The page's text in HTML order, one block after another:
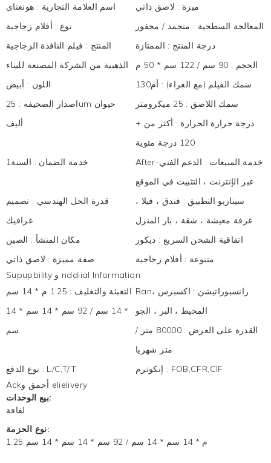
اسم العلامة التجارية : هونغتاى ميزة : لاصق ذاتي
نوع : أفلام زجاجية المعالجة السطحية : متجمد / محفور
المنتج : فيلم النافذة الزجاجية
الذهبية من الشركة المصنعة للبناء
درجة المنتج : الممتازة
الحجم : 90 سم / 122 سم * 50 م
اللون : أبيض سمك الفيلم (مع الغراء) : أم130
اصدار الصحيفه : 25um حيوان
أليف
سمك اللاصق : 25 ميكرومتر
درجة حرارة الحرارة : أكثر من +
120 درجة مئوية
خدمة الضمان : السنة1 After-خدمة المبيعات : الدعم الفني
عبر الإنترنت ، التثبيت في الموقع
قدرة الحل الهندسي : تصميم
غرافيك
سيناريو التطبيق : فندق ، فيلا ،
غرفة معيشة ، شقة ، بار المنزل
مكان المنشأ : الصين اتفاقية الشحن السريع : ديكور
صفة مميزة : لاصق ذاتي متنوعة : أفلام زجاجية
Supupbility و nddiial Information
التعبئة والتغليف :
1.25 م * 14 سم
* 14 سم / 92 سم * 14 سم * 14
سم
Ranرانسبوراتيشن : اكسبرس ،
المحيط ، البر ، الجو
القدرة على العرض :
80000 متر /
متر شهريا
: L/C,T/T : FOB,CFR,CIF
Ackأحمق و elielivery
بيع الوحدات:
لفافة
نوع الحزمة:
1.25 م * 14 سم * 14 سم / 92 سم * 14 سم * 14 سم